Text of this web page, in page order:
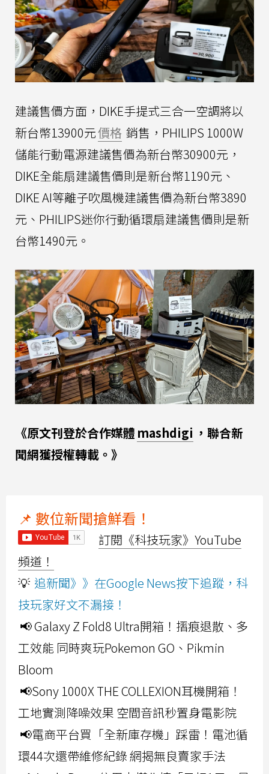
建議售價方面，DIKE手提式三合一空調將以
新台幣13900元價格 銷售，PHILIPS 1000W
儲能行動電源建議售價為新台幣30900元，
DIKE全能扇建議售價則是新台幣1190元、
DIKE AI等離子吹風機建議售價為新台幣3890
元、PHILIPS迷你行動循環扇建議售價則是新
台幣1490元。
《原文刊登於合作媒體 mashdigi ，聯合新
聞網獲授權轉載。》
📌 數位新聞搶鮮看！
訂閱《科技玩家》YouTube
頻道！
💡 追新聞》》在Google News按下追蹤，科
技玩家好文不漏接！
📢 Galaxy Z Fold8 Ultra開箱！摺痕退散、多
工效能 同時爽玩Pokemon GO、Pikmin
Bloom
📢Sony 1000X THE COLLEXION耳機開箱！
工地實測降噪效果 空間音訊秒置身電影院
📢電商平台買「全新庫存機」踩雷！電池循
環44次還帶維修紀錄 網揭無良賣家手法